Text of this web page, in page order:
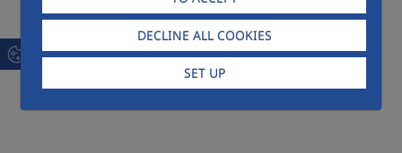
DECLINE ALL COOKIES
SET UP
Mariña-Lucense gas pipeline. Safeguarding of
protected species project, the Iberian frog
tadpole "the common frog"